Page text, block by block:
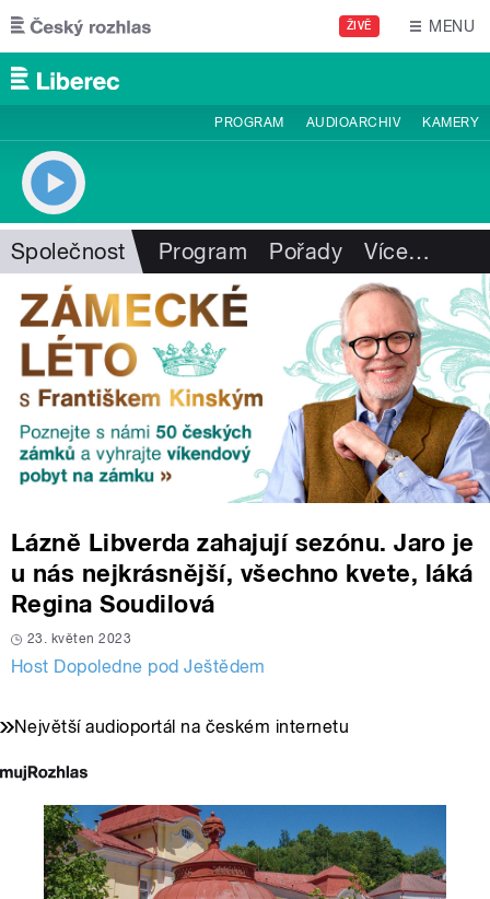
Přejít k hlavnímu obsahu
ŽIVĚ MENU
PROGRAM AUDIOARCHIV KAMERY
Společnost Program Pořady Více…
Lázně Libverda zahajují sezónu. Jaro je
u nás nejkrásnější, všechno kvete, láká
Regina Soudilová
23. květen 2023
Host Dopoledne pod Ještědem
Největší audioportál na českém internetu